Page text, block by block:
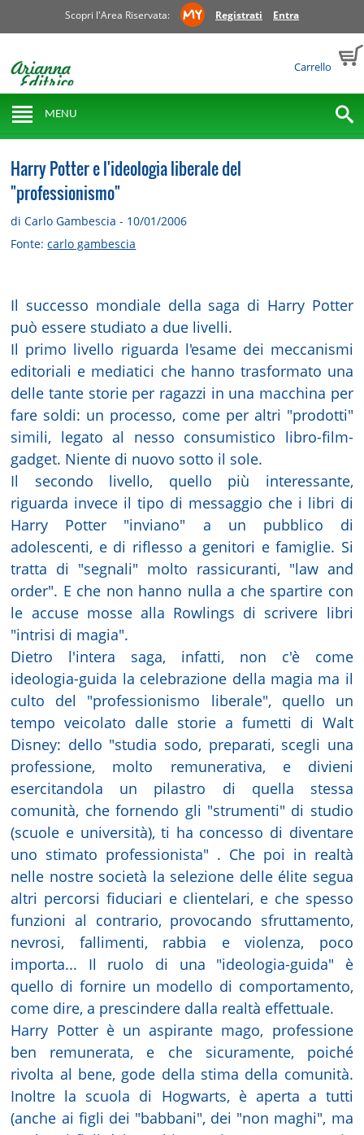
Scopri l'Area Riservata: Registrati Entra
Carrello
MENU
Harry Potter e l'ideologia liberale del
"professionismo"
di Carlo Gambescia - 10/01/2006
Fonte:carlo gambescia
Il successo mondiale della saga di Harry Potter
può essere studiato a due livelli.
Il primo livello riguarda l'esame dei meccanismi
editoriali e mediatici che hanno trasformato una
delle tante storie per ragazzi in una macchina per
fare soldi: un processo, come per altri "prodotti"
simili, legato al nesso consumistico libro-film-
gadget. Niente di nuovo sotto il sole.
Il secondo livello, quello più interessante,
riguarda invece il tipo di messaggio che i libri di
Harry Potter "inviano" a un pubblico di
adolescenti, e di riflesso a genitori e famiglie. Si
tratta di "segnali" molto rassicuranti, "law and
order". E che non hanno nulla a che spartire con
le accuse mosse alla Rowlings di scrivere libri
"intrisi di magia".
Dietro l'intera saga, infatti, non c'è come
ideologia-guida la celebrazione della magia ma il
culto del "professionismo liberale", quello un
tempo veicolato dalle storie a fumetti di Walt
Disney: dello "studia sodo, preparati, scegli una
professione, molto remunerativa, e divieni
esercitandola un pilastro di quella stessa
comunità, che fornendo gli "strumenti" di studio
(scuole e università), ti ha concesso di diventare
uno stimato professionista" . Che poi in realtà
nelle nostre società la selezione delle élite segua
altri percorsi fiduciari e clientelari, e che spesso
funzioni al contrario, provocando sfruttamento,
nevrosi, fallimenti, rabbia e violenza, poco
importa... Il ruolo di una "ideologia-guida" è
quello di fornire un modello di comportamento,
come dire, a prescindere dalla realtà effettuale.
Harry Potter è un aspirante mago, professione
ben remunerata, e che sicuramente, poiché
rivolta al bene, gode della stima della comunità.
Inoltre la scuola di Hogwarts, è aperta a tutti
(anche ai figli dei "babbani", dei "non maghi", ma